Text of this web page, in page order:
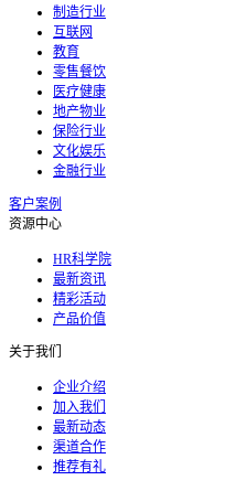
制造行业
互联网
教育
零售餐饮
医疗健康
地产物业
保险行业
文化娱乐
金融行业
客户案例
资源中心
HR科学院
最新资讯
精彩活动
产品价值
关于我们
企业介绍
加入我们
最新动态
渠道合作
推荐有礼